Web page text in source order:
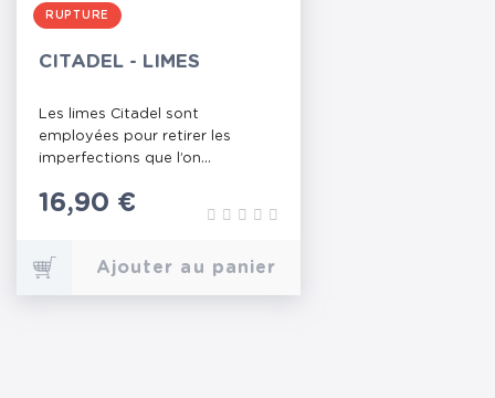
RUPTURE
CITADEL - LIMES
Les limes Citadel sont
employées pour retirer les
imperfections que l’on...
Prix
16,90 €
Ajouter au panier